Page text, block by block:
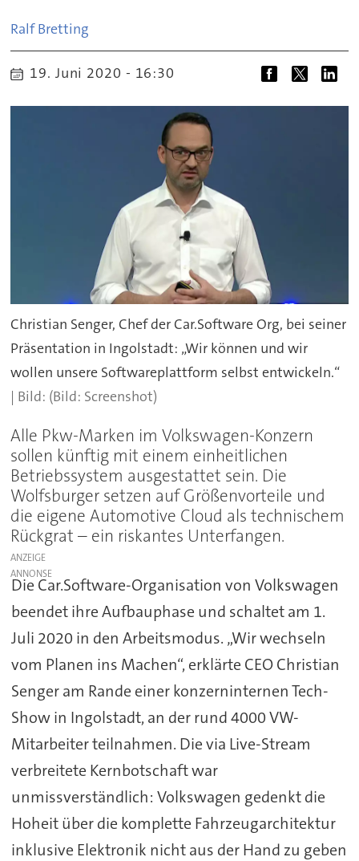
RalfBretting
19. Juni 2020 - 16:30
Christian Senger, Chef der Car.Software Org, bei seiner
Präsentation in Ingolstadt: „Wir können und wir
wollen unsere Softwareplattform selbst entwickeln.“
(Bild: Screenshot)
Alle Pkw-Marken im Volkswagen-Konzern
sollen künftig mit einem einheitlichen
Betriebssystem ausgestattet sein. Die
Wolfsburger setzen auf Größenvorteile und
die eigene Automotive Cloud als technischem
Rückgrat – ein riskantes Unterfangen.
ANZEIGE
Die Car.Software-Organisation von Volkswagen
beendet ihre Aufbauphase und schaltet am 1.
Juli 2020 in den Arbeitsmodus. „Wir wechseln
vom Planen ins Machen“, erklärte CEO Christian
Senger am Rande einer konzerninternen Tech-
Show in Ingolstadt, an der rund 4000 VW-
Mitarbeiter teilnahmen. Die via Live-Stream
verbreitete Kernbotschaft war
unmissverständlich: Volkswagen gedenkt die
Hoheit über die komplette Fahrzeugarchitektur
inklusive Elektronik nicht aus der Hand zu geben